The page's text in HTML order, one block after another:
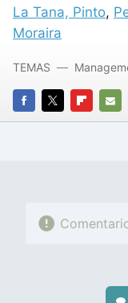
La Tana, Pinto,
Moraira
FACEBOOK
TWITTERFLIPBOARD
E-
TEMAS